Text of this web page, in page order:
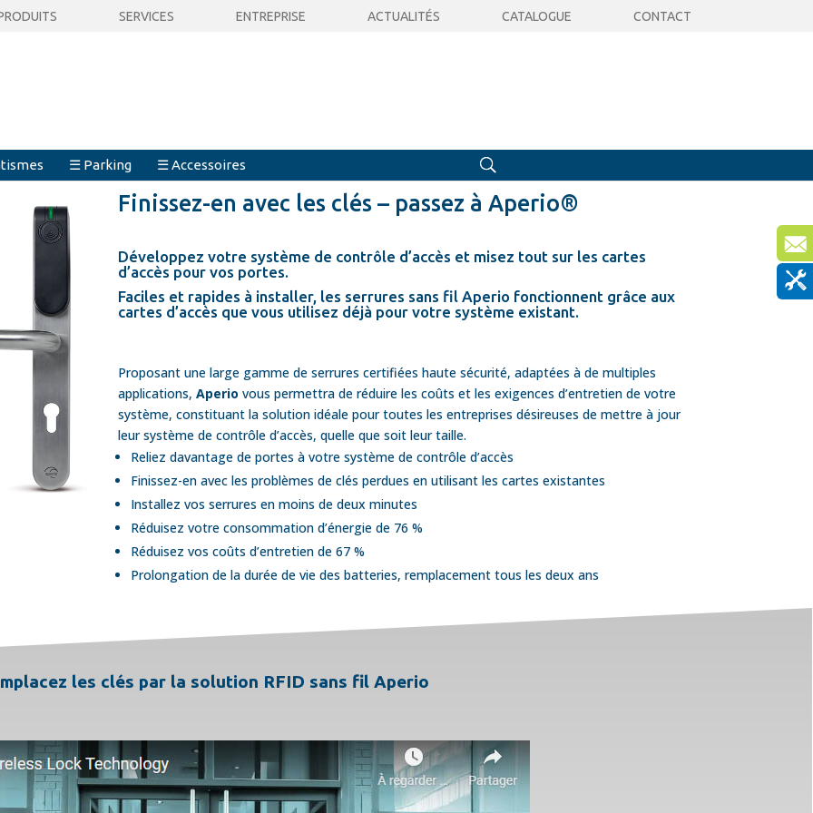
SERVICES ENTREPRISE ACTUALITÉS CATALOGUE CONTACT
☰ Parking ☰ Accessoires
Finissez-en avec les clés – passez à Aperio®
Développez votre système de contrôle d’accès et misez tout sur les cartes
d’accès pour vos portes.
Faciles et rapides à installer, les serrures sans fil Aperio fonctionnent grâce aux
cartes d’accès que vous utilisez déjà pour votre système existant.
Proposant une large gamme de serrures certifiées haute sécurité, adaptées à de multiples
applications, Aperio vous permettra de réduire les coûts et les exigences d’entretien de votre
système, constituant la solution idéale pour toutes les entreprises désireuses de mettre à jour
leur système de contrôle d’accès, quelle que soit leur taille.
Reliez davantage de portes à votre système de contrôle d’accès
Finissez-en avec les problèmes de clés perdues en utilisant les cartes existantes
Installez vos serrures en moins de deux minutes
Réduisez votre consommation d’énergie de 76 %
Réduisez vos coûts d’entretien de 67 %
Prolongation de la durée de vie des batteries, remplacement tous les deux ans
les clés par la solution RFID sans fil Aperio